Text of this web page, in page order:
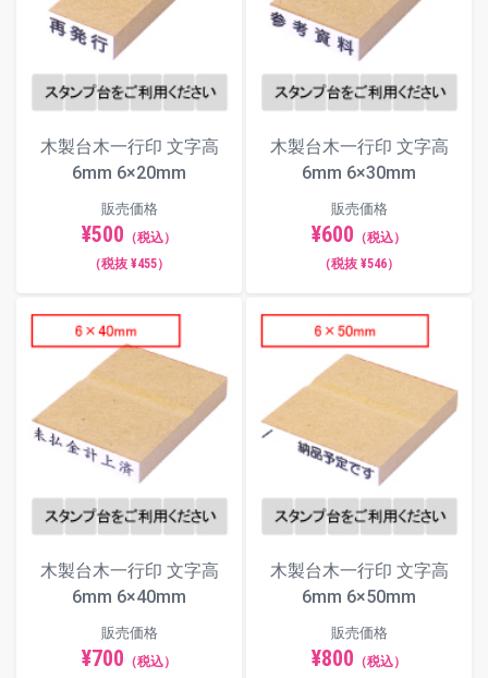
木製台木一行印 文字高
6mm 6×20mm
販売価格
¥500 （税込）
（税抜 ¥455）
木製台木一行印 文字高
6mm 6×30mm
販売価格
¥600 （税込）
（税抜 ¥546）
木製台木一行印 文字高
6mm 6×40mm
販売価格
¥700 （税込）
木製台木一行印 文字高
6mm 6×50mm
販売価格
¥800 （税込）